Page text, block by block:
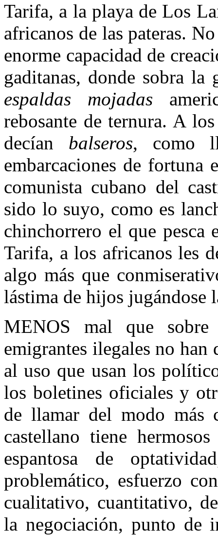
Tarifa, a la playa de Los
africanos de las pateras.
enorme capacidad de
gaditanas, donde sobra
espaldas mojadas
rebosante de ternura. A
decían balseros, como
embarcaciones de fortuna
comunista cubano del
sido lo suyo, como es
chinchorrero el que pesca
Tarifa, a los africanos les
algo más que
lástima de hijos jugándose
MENOS mal que
emigrantes ilegales no han
al uso que usan los
los boletines oficiales y
de llamar del modo más
castellano tiene
espantosa de
problemático, esfuerzo
cualitativo, cuantitativo,
la negociación, punto de